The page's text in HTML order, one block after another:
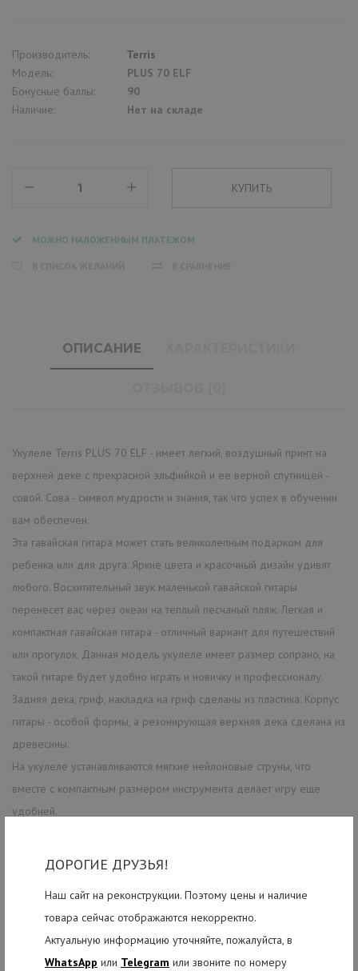
ДОРОГИЕ ДРУЗЬЯ!
Наш сайт на реконструкции. Поэтому цены и наличие
товара сейчас отображаются некорректно.
Актуальную информацию уточняйте, пожалуйста, в
WhatsApp или Telegram или звоните по номеру
Производитель:
Terris
Модель:
PLUS 70 ELF
Бонусные баллы:
90
Наличие:
Нет на складе
МОЖНО НАЛОЖЕННЫМ ПЛАТЕЖОМ
ОПИСАНИЕ
Укулеле Terris PLUS 70 ELF - имеет легкий, воздушный принт на
верхней деке с прекрасной эльфийкой и ее верной спутницей -
совой. Сова - символ мудрости и знания, так что успех в обучении
вам обеспечен.
Эта гавайская гитара может стать великолепным подарком для
ребенка или для друга. Яркие цвета и красочный дизайн удивят
любого. Восхитительный звук маленькой гавайской гитары
перенесет вас через океан на теплый песчаный пляж. Легкая и
компактная гавайская гитара - отличный вариант для путешествий
или прогулок. Данная модель укулеле имеет размер сопрано, на
такой гитаре будет удобно играть и новичку и профессионалу.
Задняя дека, гриф, накладка на гриф сделаны из пластика. Корпус
гитары - особой формы, а резонирующая верхняя дека сделана из
древесины.
На укулеле устанавливаются мягкие нейлоновые струны, что
вместе с компактным размером инструмента делает игру еще
удобней.
РЕКОМЕНДУЕМЫЕ ТОВАРЫ